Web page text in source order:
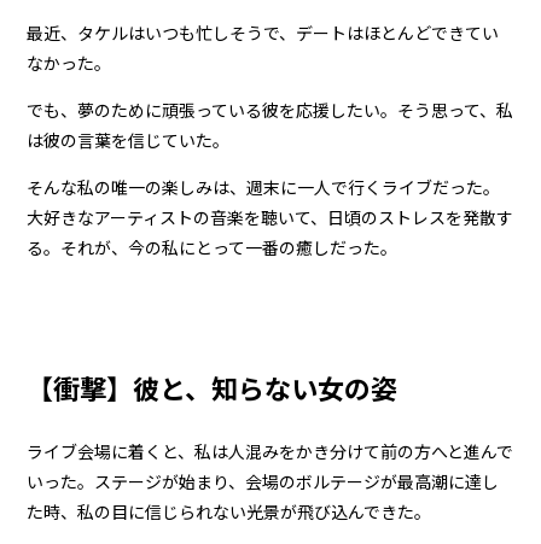
最近、タケルはいつも忙しそうで、デートはほとんどできてい
なかった。
でも、夢のために頑張っている彼を応援したい。そう思って、私
は彼の言葉を信じていた。
そんな私の唯一の楽しみは、週末に一人で行くライブだった。
大好きなアーティストの音楽を聴いて、日頃のストレスを発散す
る。それが、今の私にとって一番の癒しだった。
【衝撃】彼と、知らない女の姿
ライブ会場に着くと、私は人混みをかき分けて前の方へと進んで
いった。ステージが始まり、会場のボルテージが最高潮に達し
た時、私の目に信じられない光景が飛び込んできた。